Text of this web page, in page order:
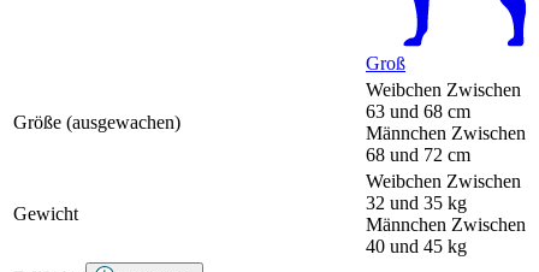
Groß
Größe (ausgewachen)
Weibchen Zwischen
63 und 68 cm
Männchen Zwischen
68 und 72 cm
Gewicht
Weibchen Zwischen
32 und 35 kg
Männchen Zwischen
40 und 45 kg